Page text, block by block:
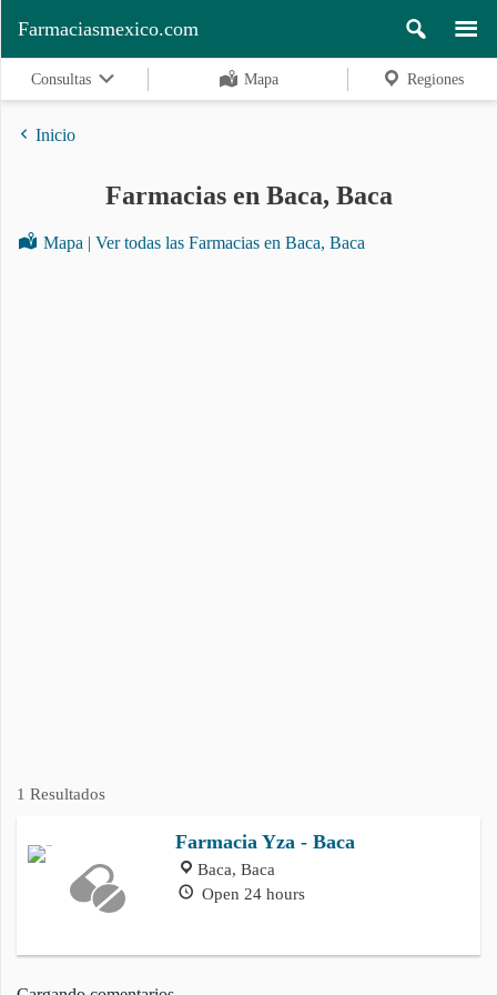
Farmaciasmexico.com
Consultas Mapa Regiones
Inicio
Farmacias en Baca, Baca
Mapa | Ver todas las Farmacias en Baca, Baca
1 Resultados
Farmacia Yza - Baca
Baca, Baca
Open 24 hours